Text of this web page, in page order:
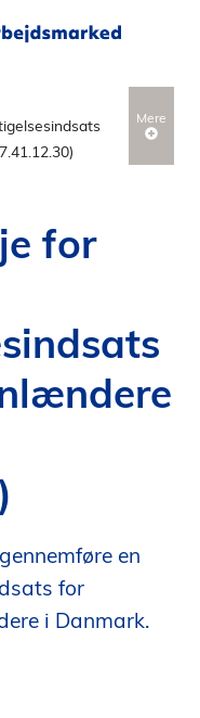
for
en
for
i Danmark.